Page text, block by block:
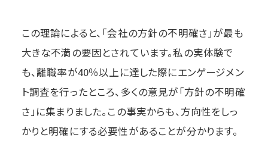
この理論によると、「会社の方針の不明確さ」が最も
大きな不満の要因とされています。私の実体験で
も、離職率が40％以上に達した際にエンゲージメン
ト調査を行ったところ、多くの意見が「方針の不明確
さ」に集まりました。この事実からも、方向性をしっ
かりと明確にする必要性があることが分かります。